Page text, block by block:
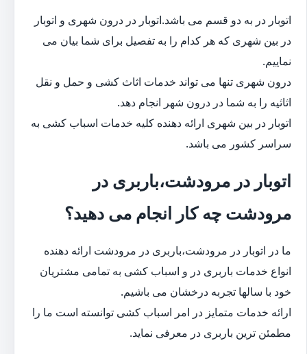
اتوبار در به دو قسم می باشد.اتوبار در درون شهری و اتوبار
در بین شهری که هر کدام را به تفصیل برای شما بیان می
نماییم.
درون شهری تنها می تواند خدمات اثاث کشی و حمل و نقل
اثاثیه را به شما در درون شهر انجام دهد.
اتوبار در بین شهری ارائه دهنده کلیه خدمات اسباب کشی به
سراسر کشور می باشد.
اتوبار در مرودشت،باربری در
مرودشت چه کار انجام می دهید؟
ما در اتوبار در مرودشت،باربری در مرودشت ارائه دهنده
انواع خدمات باربری در و اسباب کشی به تمامی مشتریان
خود با سالها تجربه درخشان می باشیم.
ارائه خدمات متمایز در امر اسباب کشی توانسته است ما را
مطمئن ترین باربری در معرفی نماید.